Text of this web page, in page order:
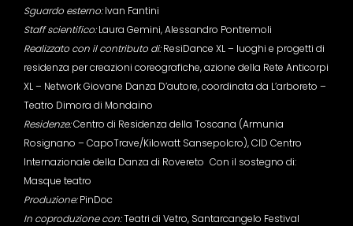
Sguardo esterno:Ivan Fantini
Staff scientifico:Laura Gemini, Alessandro Pontremoli
Realizzato con il contributo di:ResiDance XL – luoghi e progetti di
residenza per creazioni coreografiche, azione della Rete Anticorpi
XL – Network Giovane Danza D’autore, coordinata da L’arboreto –
Teatro Dimora di Mondaino
Residenze:Centro di Residenza della Toscana (Armunia
Rosignano – CapoTrave/Kilowatt Sansepolcro), CID Centro
Internazionale della Danza di Rovereto Con il sostegno di:
Masque teatro
Produzione:PinDoc
In coproduzione con:Teatri di Vetro, Santarcangelo Festival